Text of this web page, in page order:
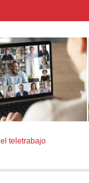
el teletrabajo